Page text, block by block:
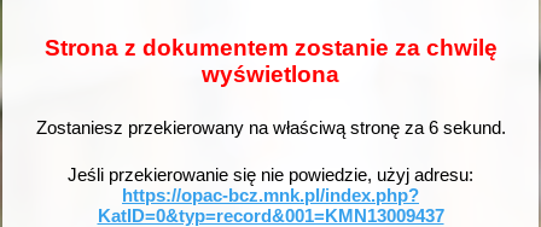
Strona z dokumentem zostanie za chwilę
wyświetlona
Zostaniesz przekierowany na właściwą stronę za 6sekund.
Jeśli przekierowanie się nie powiedzie, użyj adresu:
https://opac-bcz.mnk.pl/index.php?
KatID=0&typ=record&001=KMN13009437